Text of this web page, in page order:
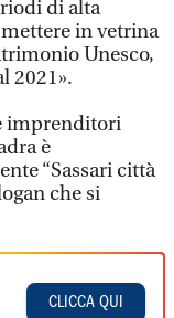
di alta
in vetrina
Unesco,
2021».
imprenditori
è
“Sassari città
che si
CLICCA QUI